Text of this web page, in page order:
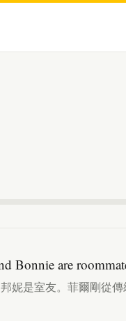
Bonnie are
妮是室友。菲爾剛從傳